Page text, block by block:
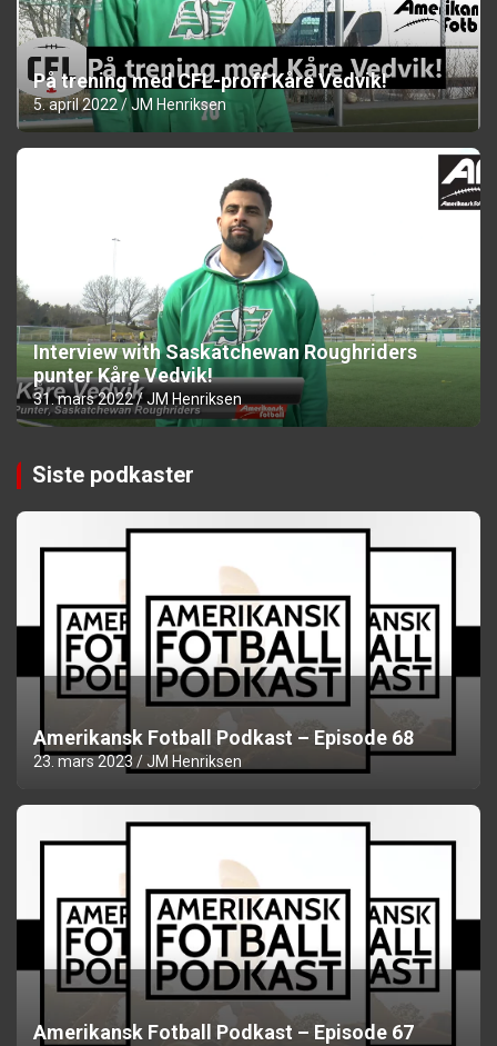
På trening med CFL-proff Kåre Vedvik!
5. april 2022 JM Henriksen
Interview with Saskatchewan Roughriders
punter Kåre Vedvik!
31. mars 2022 JM Henriksen
Siste podkaster
Amerikansk Fotball Podkast – Episode 68
23. mars 2023 JM Henriksen
Amerikansk Fotball Podkast – Episode 67